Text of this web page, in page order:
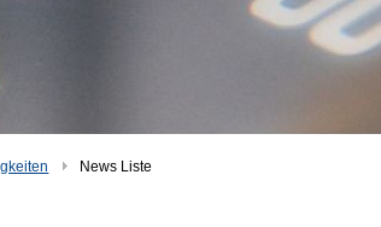
News Liste